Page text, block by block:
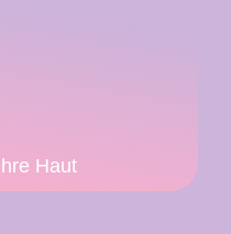
Haut